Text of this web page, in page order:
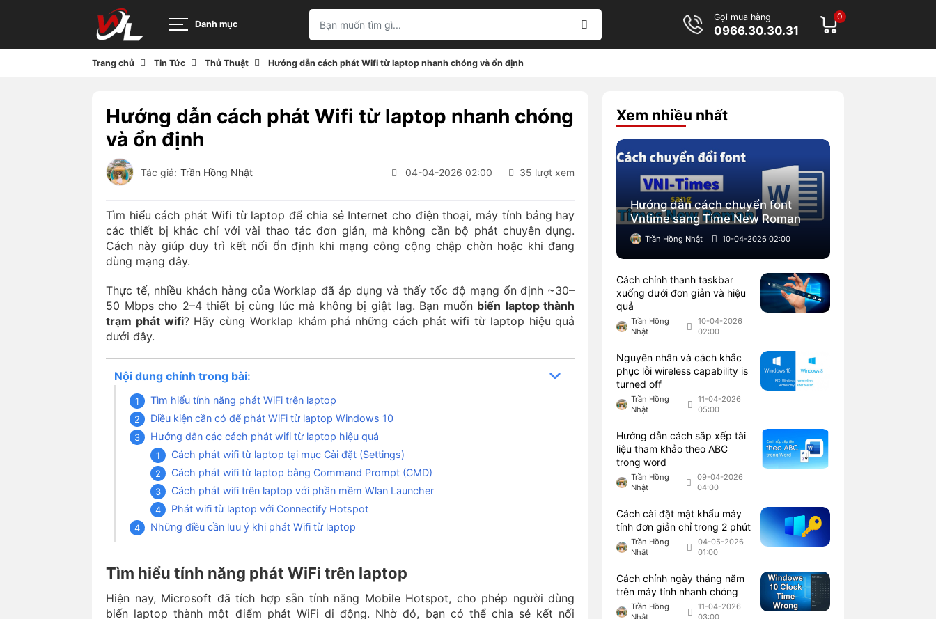
Danh mục
Gọi mua hàng
0966.30.30.31
0
Trang chủ Tin Tức Thủ Thuật Hướng dẫn cách phát Wifi từ laptop nhanh chóng và ổn định
Hướng dẫn cách phát Wifi từ laptop nhanh chóng
và ổn định
Tác giả: Trần Hồng Nhật 04-04-2026 02:00 35 lượt xem
Tìm hiểu cách phát Wifi từ laptop để chia sẻ Internet cho điện thoại, máy tính bảng hay
các thiết bị khác chỉ với vài thao tác đơn giản, mà không cần bộ phát chuyên dụng.
Cách này giúp duy trì kết nối ổn định khi mạng công cộng chập chờn hoặc khi đang
dùng mạng dây.
Thực tế, nhiều khách hàng của Worklap đã áp dụng và thấy tốc độ mạng ổn định ~30–
50 Mbps cho 2–4 thiết bị cùng lúc mà không bị giật lag. Bạn muốn biến laptop thành
trạm phát wifi? Hãy cùng Worklap khám phá những cách phát wifi từ laptop hiệu quả
dưới đây.
Nội dung chính trong bài:
Tìm hiểu tính năng phát WiFi trên laptop
Điều kiện cần có để phát WiFi từ laptop Windows 10
Hướng dẫn các cách phát wifi từ laptop hiệu quả
Cách phát wifi từ laptop tại mục Cài đặt (Settings)
Cách phát wifi từ laptop bằng Command Prompt (CMD)
Cách phát wifi trên laptop với phần mềm Wlan Launcher
Phát wifi từ laptop với Connectify Hotspot
Những điều cần lưu ý khi phát Wifi từ laptop
Tìm hiểu tính năng phát WiFi trên laptop
Hiện nay, Microsoft đã tích hợp sẵn tính năng Mobile Hotspot, cho phép người dùng
biến laptop thành một điểm phát WiFi di động. Nhờ đó, bạn có thể chia sẻ kết nối
Xem nhiều nhất
Hướng dẫn cách chuyển font
Vntime sang Time New Roman
Trần Hồng Nhật 10-04-2026 02:00
Cách chỉnh thanh taskbar
xuống dưới đơn giản và hiệu
quả
Trần Hồng
Nhật
10-04-2026
02:00
Nguyên nhân và cách khắc
phục lỗi wireless capability is
turned off
Trần Hồng
Nhật
11-04-2026
05:00
Hướng dẫn cách sắp xếp tài
liệu tham khảo theo ABC
trong word
Trần Hồng
Nhật
09-04-2026
04:00
Cách cài đặt mật khẩu máy
tính đơn giản chỉ trong 2 phút
Trần Hồng
Nhật
04-05-2026
01:00
Cách chỉnh ngày tháng năm
trên máy tính nhanh chóng
Trần Hồng
11-04-2026